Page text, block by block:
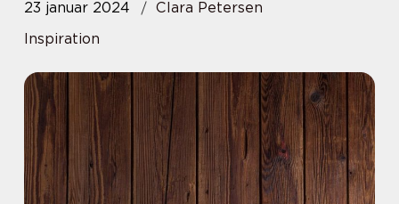
23 januar 2024
Clara Petersen
Inspiration